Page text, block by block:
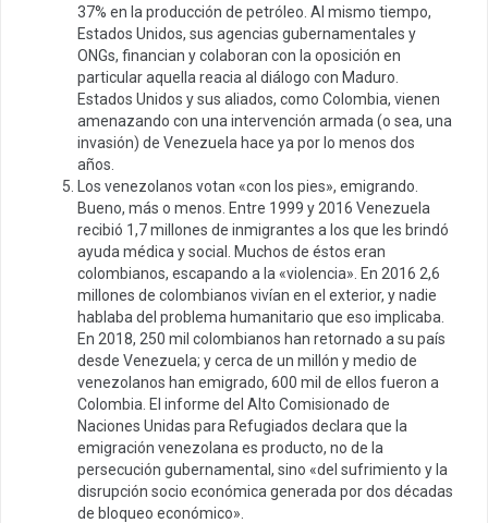
37% en la producción de petróleo. Al mismo tiempo,
Estados Unidos, sus agencias gubernamentales y
ONGs, financian y colaboran con la oposición en
particular aquella reacia al diálogo con Maduro.
Estados Unidos y sus aliados, como Colombia, vienen
amenazando con una intervención armada (o sea, una
invasión) de Venezuela hace ya por lo menos dos
años.
Los venezolanos votan «con los pies», emigrando.
Bueno, más o menos. Entre 1999 y 2016 Venezuela
recibió 1,7 millones de inmigrantes a los que les brindó
ayuda médica y social. Muchos de éstos eran
colombianos, escapando a la «violencia». En 2016 2,6
millones de colombianos vivían en el exterior, y nadie
hablaba del problema humanitario que eso implicaba.
En 2018, 250 mil colombianos han retornado a su país
desde Venezuela; y cerca de un millón y medio de
venezolanos han emigrado, 600 mil de ellos fueron a
Colombia. El informe del Alto Comisionado de
Naciones Unidas para Refugiados declara que la
emigración venezolana es producto, no de la
persecución gubernamental, sino «del sufrimiento y la
disrupción socio económica generada por dos décadas
de bloqueo económico».